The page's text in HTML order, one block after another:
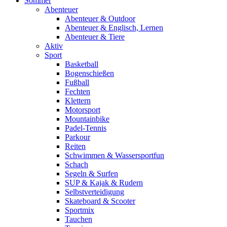
Abenteuer
Abenteuer & Outdoor
Abenteuer & Englisch, Lernen
Abenteuer & Tiere
Aktiv
Sport
Basketball
Bogenschießen
Fußball
Fechten
Klettern
Motorsport
Mountainbike
Padel-Tennis
Parkour
Reiten
Schwimmen & Wassersportfun
Schach
Segeln & Surfen
SUP & Kajak & Rudern
Selbstverteidigung
Skateboard & Scooter
Sportmix
Tauchen